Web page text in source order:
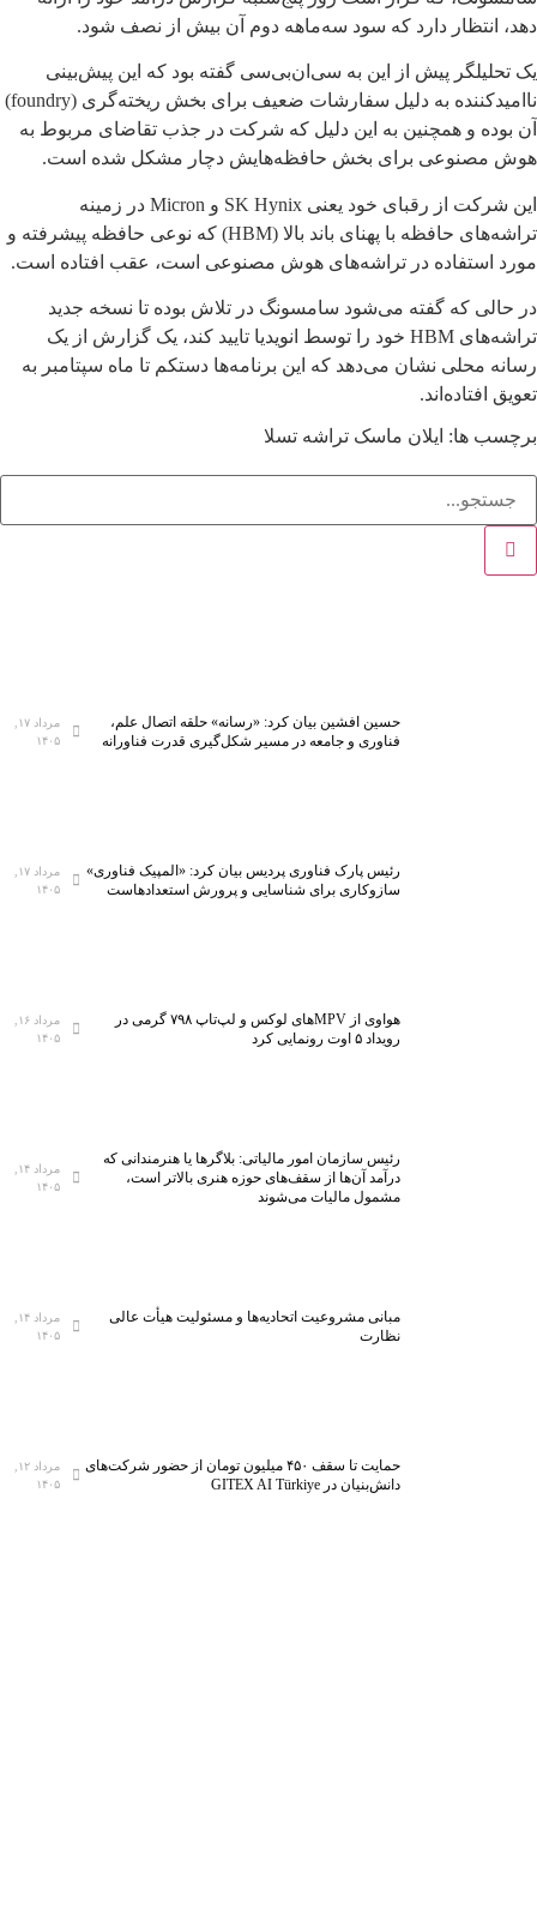
دهد، انتظار دارد که سود سه‌ماهه دوم آن بیش از نصف شود.
یک تحلیلگر پیش از این به سی‌ان‌بی‌سی گفته بود که این پیش‌بینی
ناامیدکننده به دلیل سفارشات ضعیف برای بخش ریخته‌گری (foundry)
آن بوده و همچنین به این دلیل که شرکت در جذب تقاضای مربوط به
هوش مصنوعی برای بخش حافظه‌هایش دچار مشکل شده است.
این شرکت از رقبای خود یعنی SK Hynix و Micron در زمینه
تراشه‌های حافظه با پهنای باند بالا (HBM) که نوعی حافظه پیشرفته و
مورد استفاده در تراشه‌های هوش مصنوعی است، عقب افتاده است.
در حالی که گفته می‌شود سامسونگ در تلاش بوده تا نسخه جدید
تراشه‌های HBM خود را توسط انویدیا تایید کند، یک گزارش از یک
رسانه محلی نشان می‌دهد که این برنامه‌ها دستکم تا ماه سپتامبر به
تعویق افتاده‌اند.
برچسب ها: ایلان ماسک تراشه تسلا
حسین افشین بیان کرد: «رسانه» حلقه اتصال علم،
فناوری و جامعه در مسیر شکل‌گیری قدرت فناورانه
۱۴۰۵
رئیس پارک فناوری پردیس بیان کرد: «المپیک فناوری»
سازوکاری برای شناسایی و پرورش استعدادهاست
۱۴۰۵
هواوی از MPVهای لوکس و لپ‌تاپ ۷۹۸ گرمی در
رویداد ۵ اوت رونمایی کرد
۱۴۰۵
رئیس سازمان امور مالیاتی: بلاگر‌ها یا هنرمندانی که
درآمد آن‌ها از سقف‌های حوزه هنری بالاتر است،
مشمول مالیات می‌شوند
۱۴۰۵
مبانی مشروعیت اتحادیه‌ها و مسئولیت هیأت عالی
نظارت
۱۴۰۵
حمایت تا سقف ۴۵۰ میلیون تومان از حضور شرکت‌های
دانش‌بنیان در GITEX AI Türkiye
۱۴۰۵